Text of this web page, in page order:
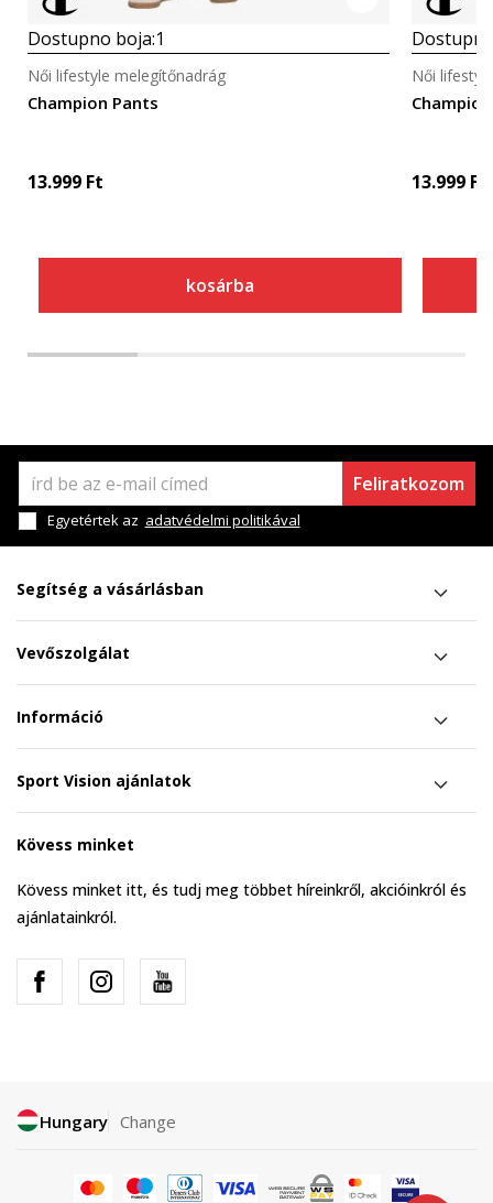
Dostupno boja:1
Champion Pants
Női lifestyle melegítőnadrág
13.999 Ft
kosárba
Női
13.999 Ft
Feliratkozom
Egyetértek az adatvédelmi politikával
Segítség a vásárlásban
Vevőszolgálat
Információ
Sport Vision ajánlatok
Kövess minket
Kövess minket itt, és tudj meg többet híreinkről, akcióinkról és
ajánlatainkról.
Hungary Change